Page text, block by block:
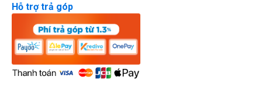
Hỗ trợ trả góp